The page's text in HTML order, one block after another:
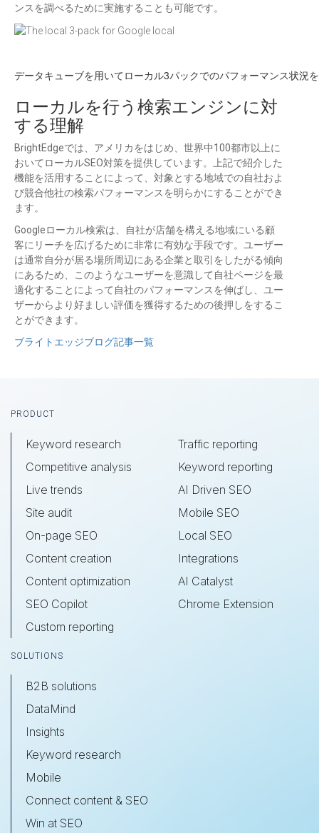
ンスを調べるために実施することも可能です。
データキューブを用いてローカル3パックでのパフォーマンス状況
ローカルを行う検索エンジンに対
する理解
BrightEdgeでは、アメリカをはじめ、世界中100都市以上に
おいてローカルSEO対策を提供しています。上記で紹介した
機能を活用することによって、対象とする地域での自社およ
び競合他社の検索パフォーマンスを明らかにすることができ
ます。
Googleローカル検索は、自社が店舗を構える地域にいる顧
客にリーチを広げるために非常に有効な手段です。ユーザー
は通常自分が居る場所周辺にある企業と取引をしたがる傾向
にあるため、このようなユーザーを意識して自社ページを最
適化することによって自社のパフォーマンスを伸ばし、ユー
ザーからより好ましい評価を獲得するための後押しをするこ
とができます。
ブライトエッジブログ記事一覧
Footer
PRODUCT
Keyword research
Competitive analysis
Live trends
Site audit
On-page SEO
Content creation
Content optimization
SEO Copilot
Custom reporting
Traffic reporting
Keyword reporting
AI Driven SEO
Mobile SEO
Local SEO
Integrations
AI Catalyst
Chrome Extension
SOLUTIONS
B2B solutions
DataMind
Insights
Keyword research
Mobile
Connect content & SEO
Win at SEO